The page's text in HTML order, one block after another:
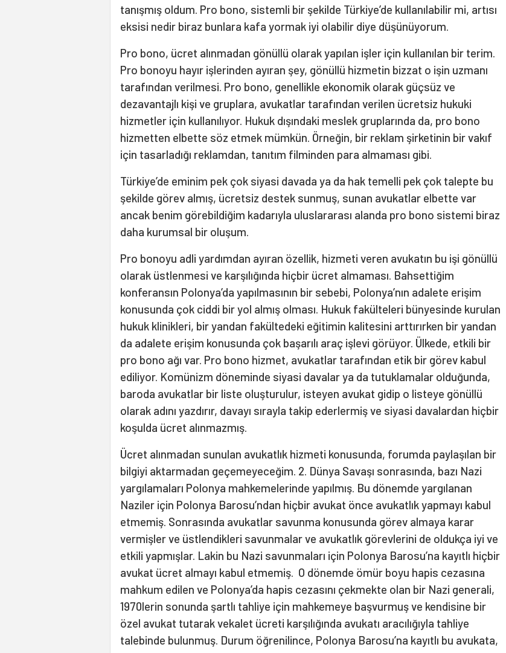
tanışmış oldum. Pro bono, sistemli bir şekilde Türkiye’de kullanılabilir mi, artısı
eksisi nedir biraz bunlara kafa yormak iyi olabilir diye düşünüyorum.
Pro bono, ücret alınmadan gönüllü olarak yapılan işler için kullanılan bir terim.
Pro bonoyu hayır işlerinden ayıran şey, gönüllü hizmetin bizzat o işin uzmanı
tarafından verilmesi. Pro bono, genellikle ekonomik olarak güçsüz ve
dezavantajlı kişi ve gruplara, avukatlar tarafından verilen ücretsiz hukuki
hizmetler için kullanılıyor. Hukuk dışındaki meslek gruplarında da, pro bono
hizmetten elbette söz etmek mümkün. Örneğin, bir reklam şirketinin bir vakıf
için tasarladığı reklamdan, tanıtım filminden para almaması gibi.
Türkiye’de eminim pek çok siyasi davada ya da hak temelli pek çok talepte bu
şekilde görev almış, ücretsiz destek sunmuş, sunan avukatlar elbette var
ancak benim görebildiğim kadarıyla uluslararası alanda pro bono sistemi biraz
daha kurumsal bir oluşum.
Pro bonoyu adli yardımdan ayıran özellik, hizmeti veren avukatın bu işi gönüllü
olarak üstlenmesi ve karşılığında hiçbir ücret almaması. Bahsettiğim
konferansın Polonya’da yapılmasının bir sebebi, Polonya’nın adalete erişim
konusunda çok ciddi bir yol almış olması. Hukuk fakülteleri bünyesinde kurulan
hukuk klinikleri, bir yandan fakültedeki eğitimin kalitesini arttırırken bir yandan
da adalete erişim konusunda çok başarılı araç işlevi görüyor. Ülkede, etkili bir
pro bono ağı var. Pro bono hizmet, avukatlar tarafından etik bir görev kabul
ediliyor. Komünizm döneminde siyasi davalar ya da tutuklamalar olduğunda,
baroda avukatlar bir liste oluşturulur, isteyen avukat gidip o listeye gönüllü
olarak adını yazdırır, davayı sırayla takip ederlermiş ve siyasi davalardan hiçbir
koşulda ücret alınmazmış.
Ücret alınmadan sunulan avukatlık hizmeti konusunda, forumda paylaşılan bir
bilgiyi aktarmadan geçemeyeceğim. 2. Dünya Savaşı sonrasında, bazı Nazi
yargılamaları Polonya mahkemelerinde yapılmış. Bu dönemde yargılanan
Naziler için Polonya Barosu’ndan hiçbir avukat önce avukatlık yapmayı kabul
etmemiş. Sonrasında avukatlar savunma konusunda görev almaya karar
vermişler ve üstlendikleri savunmalar ve avukatlık görevlerini de oldukça iyi ve
etkili yapmışlar. Lakin bu Nazi savunmaları için Polonya Barosu’na kayıtlı hiçbir
avukat ücret almayı kabul etmemiş. O dönemde ömür boyu hapis cezasına
mahkum edilen ve Polonya’da hapis cezasını çekmekte olan bir Nazi generali,
1970lerin sonunda şartlı tahliye için mahkemeye başvurmuş ve kendisine bir
özel avukat tutarak vekalet ücreti karşılığında avukatı aracılığıyla tahliye
talebinde bulunmuş. Durum öğrenilince, Polonya Barosu’na kayıtlı bu avukata,